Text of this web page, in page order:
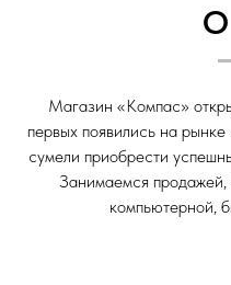
О
Магазин «Компас»
первых появились на
сумели приобрести
Занимаемся
компьютерной,